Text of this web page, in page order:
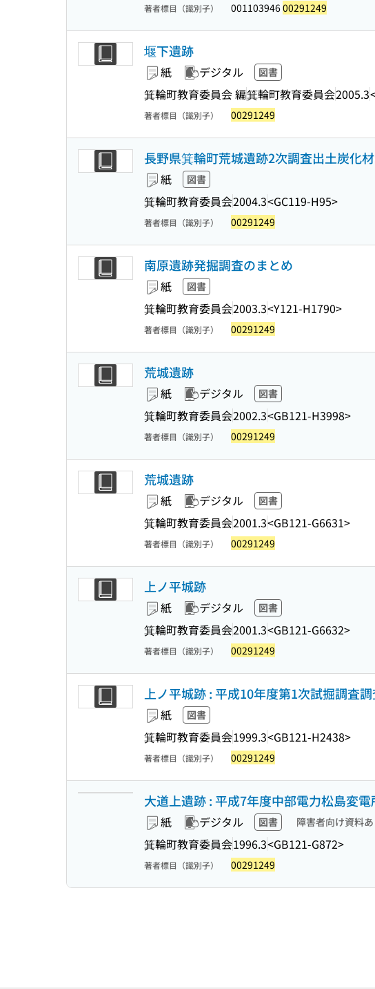
著者標目（識別子） 00110394600291249
堰下遺跡
紙 デジタル 図書
箕輪町教育委員会 編箕輪町教育委員会2005.3
著者標目（識別子） 00291249
長野県箕輪町荒城遺跡2次調査出土炭化
紙 図書
箕輪町教育委員会2004.3<GC119-H95>
著者標目（識別子） 00291249
南原遺跡発掘調査のまとめ
紙 図書
箕輪町教育委員会2003.3<Y121-H1790>
著者標目（識別子） 00291249
荒城遺跡
紙 デジタル 図書
箕輪町教育委員会2002.3<GB121-H3998>
著者標目（識別子） 00291249
荒城遺跡
紙 デジタル 図書
箕輪町教育委員会2001.3<GB121-G6631>
著者標目（識別子） 00291249
上ノ平城跡
紙 デジタル 図書
箕輪町教育委員会2001.3<GB121-G6632>
著者標目（識別子） 00291249
上ノ平城跡 : 平成10年度第1次試掘調査
紙 図書
箕輪町教育委員会1999.3<GB121-H2438>
著者標目（識別子） 00291249
大道上遺跡 : 平成7年度中部電力松島変
紙 デジタル 図書 障害者向け資料あ
箕輪町教育委員会1996.3<GB121-G872>
著者標目（識別子） 00291249